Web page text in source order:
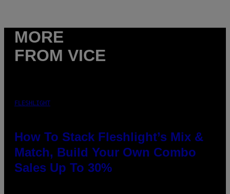
MORE
FROM VICE
FLESHLIGHT
How To Stack Fleshlight’s Mix &
Match, Build Your Own Combo
Sales Up To 30%